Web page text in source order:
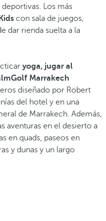
Los más
con sala de juegos,
dar rienda suelta a la
yoga, jugar al
Marrakech
diseñado por Robert
del hotel y en una
de Marrakech. Además,
aventuras en el desierto a
en quads, paseos en
y dunas y un largo